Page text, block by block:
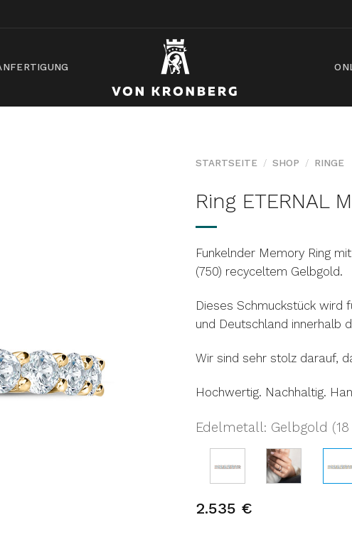
STARTSEITE / SHOP / RINGE
Ring ETERNAL
Funkelnder Memory Ring
(750) recyceltem Gelbgold.
Dieses Schmuckstück wird
und Deutschland innerhalb
Wir sind sehr stolz darauf,
Hochwertig. Nachhaltig.
Edelmetall: Gelbgold
2.535 €